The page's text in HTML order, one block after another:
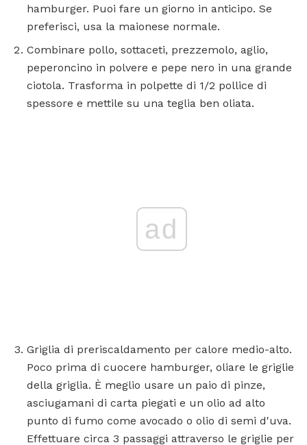
hamburger. Puoi fare un giorno in anticipo. Se
preferisci, usa la maionese normale.
Combinare pollo, sottaceti, prezzemolo, aglio,
peperoncino in polvere e pepe nero in una grande
ciotola. Trasforma in polpette di 1/2 pollice di
spessore e mettile su una teglia ben oliata.
ad
Griglia di preriscaldamento per calore medio-alto.
Poco prima di cuocere hamburger, oliare le griglie
della griglia. È meglio usare un paio di pinze,
asciugamani di carta piegati e un olio ad alto
punto di fumo come avocado o olio di semi d'uva.
Effettuare circa 3 passaggi attraverso le griglie per